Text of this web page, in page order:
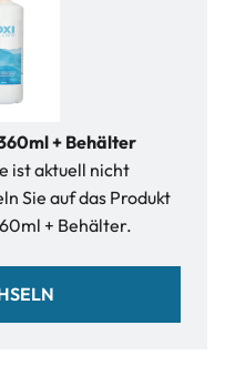
+ Behälter
ist aktuell nicht
Sie auf das Produkt
+ Behälter.